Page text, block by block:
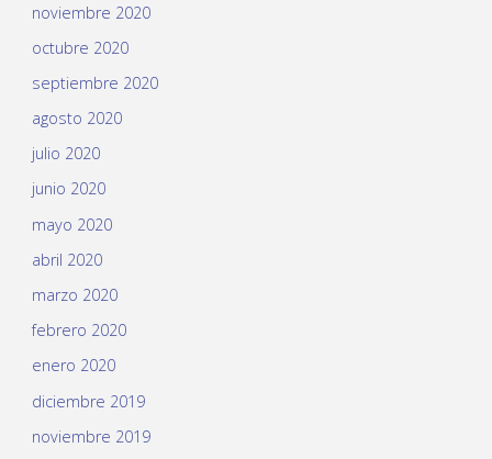
noviembre 2020
octubre 2020
septiembre 2020
agosto 2020
julio 2020
junio 2020
mayo 2020
abril 2020
marzo 2020
febrero 2020
enero 2020
diciembre 2019
noviembre 2019